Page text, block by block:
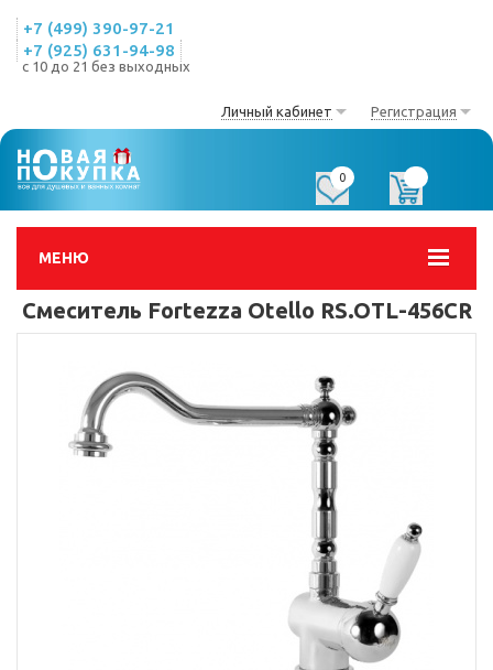
+7 (499) 390-97-21
+7 (925) 631-94-98
с 10 до 21 без выходных
Личный кабинет Регистрация
МЕНЮ
0
Смеситель Fortezza Otello RS.OTL-456CR